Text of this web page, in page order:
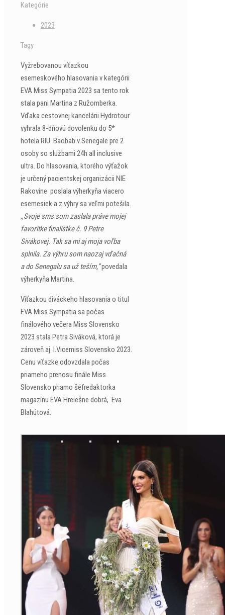
Kategórie
2023
Tagy
Vyžrebovanou víťazkou
esemeskového hlasovania v kategórii
EVA Miss Sympatia 2023 sa tento rok
stala pani Martina z Ružomberka.
Vďaka cestovnej kancelárii Hydrotour
vyhrala 8-dňovú dovolenku do 5*
hotela RIU Baobab v Senegale pre 2
osoby so službami 24h all inclusive
ultra. Do hlasovania, ktorého výťažok
je určený pacientskej organizácii NIE
Rakovine poslala výherkyňa viacero
esemesiek a z výhry sa veľmi potešila.
,,Svoje sms som zaslala práve mojej
favoritke finalistke č. 9 Petre
Sivákovej. Tak sa mi aj moja voľba
splnila. Za výhru som naozaj vďačná
a do Senegalu sa už teším,“povedala
výherkyňa Martina.
Víťazkou diváckeho hlasovania o titul
EVA Miss Sympatia sa počas
finálového večera Miss Slovensko
2023 stala Petra Siváková, ktorá je
zároveň aj I.Vicemiss Slovensko 2023.
Cenu víťazke odovzdala počas
priameho prenosu finále Miss
Slovensko priamo šéfredaktorka
magazínu EVA Hreiešne dobrá, Eva
Blahútová.